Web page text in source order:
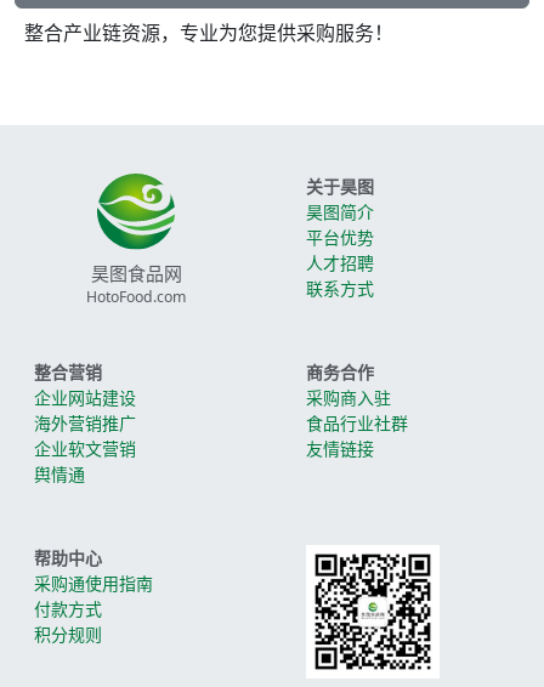
整合产业链资源，专业为您提供采购服务！
昊图食品网
HotoFood.com
关于昊图
昊图简介
平台优势
人才招聘
联系方式
整合营销
企业网站建设
海外营销推广
企业软文营销
舆情通
商务合作
采购商入驻
食品行业社群
友情链接
帮助中心
采购通使用指南
付款方式
积分规则